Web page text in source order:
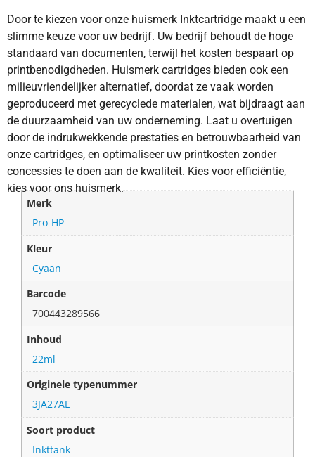
Door te kiezen voor onze huismerk Inktcartridge maakt u een
slimme keuze voor uw bedrijf. Uw bedrijf behoudt de hoge
standaard van documenten, terwijl het kosten bespaart op
printbenodigdheden. Huismerk cartridges bieden ook een
milieuvriendelijker alternatief, doordat ze vaak worden
geproduceerd met gerecyclede materialen, wat bijdraagt aan
de duurzaamheid van uw onderneming. Laat u overtuigen
door de indrukwekkende prestaties en betrouwbaarheid van
onze cartridges, en optimaliseer uw printkosten zonder
concessies te doen aan de kwaliteit. Kies voor efficiëntie,
kies voor ons huismerk.
Merk
Pro-HP
Kleur
Cyaan
Barcode
700443289566
Inhoud
22ml
Originele typenummer
3JA27AE
Soort product
Inkttank